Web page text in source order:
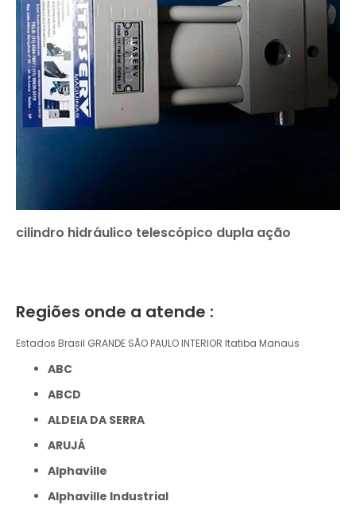
cilindro hidráulico telescópico dupla ação
Regiões onde a atende :
Estados Brasil GRANDE SÃO PAULO INTERIOR Itatiba Manaus
ABC
ABCD
ALDEIA DA SERRA
ARUJÁ
Alphaville
Alphaville Industrial